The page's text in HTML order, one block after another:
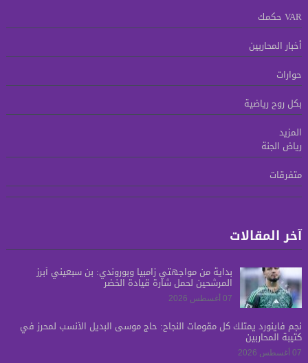
VAR حكمك
أخبار المحاربين
حوارات
بكل روح رياضية
المزيد
رياض الجنة
متفرقات
آخر المقالات
بدايةً من مواجهتي زامبيا وبوروندي: بن سبعيني أبرز
المرشحين لحمل شارة قيادة الخضر
07 أغسطس 2026
نجم فاينورد يمتلك كل مقومات النجاح: حاج موسى البديل الأنسب لمحرز في
كتيبة المحاربين
07 أغسطس 2026